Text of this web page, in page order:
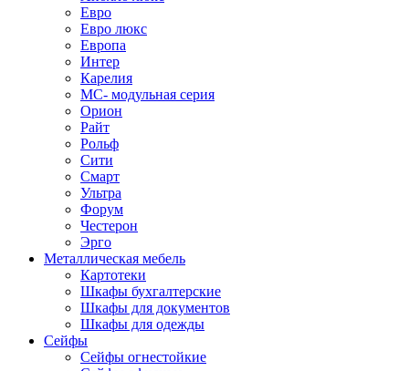
Евро
Евро люкс
Европа
Интер
Карелия
МС- модульная серия
Орион
Райт
Рольф
Сити
Смарт
Ультра
Форум
Честерон
Эрго
Металлическая мебель
Картотеки
Шкафы бухгалтерские
Шкафы для документов
Шкафы для одежды
Сейфы
Сейфы огнестойкие